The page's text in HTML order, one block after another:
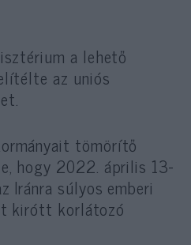
a lehető
az uniós
tömörítő
hogy 2022. április 13-
Iránra súlyos emberi
kirótt korlátozó